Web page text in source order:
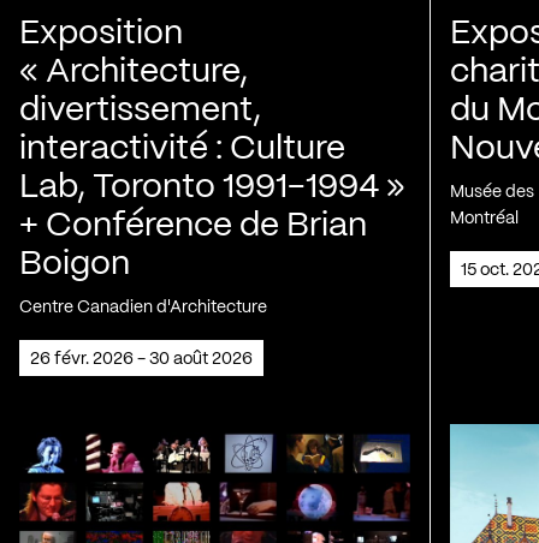
Exposition
« Architecture,
divertissement,
interactivité : Culture
Lab, Toronto 1991-1994 »
+ Conférence de Brian
Boigon
Centre Canadien d'Architecture
26 févr. 2026 - 30 août 2026
du
Musée
Montréal
15 oct.